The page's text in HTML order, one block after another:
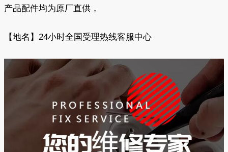
产品配件均为原厂直供，
【地名】24小时全国受理热线客服中心